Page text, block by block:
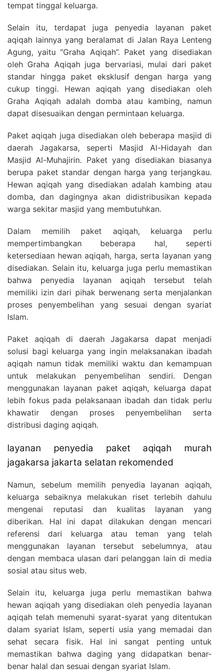
tempat tinggal keluarga.
Selain itu, terdapat juga penyedia layanan paket
aqiqah lainnya yang beralamat di Jalan Raya Lenteng
Agung, yaitu “Graha Aqiqah”. Paket yang disediakan
oleh Graha Aqiqah juga bervariasi, mulai dari paket
standar hingga paket eksklusif dengan harga yang
cukup tinggi. Hewan aqiqah yang disediakan oleh
Graha Aqiqah adalah domba atau kambing, namun
dapat disesuaikan dengan permintaan keluarga.
Paket aqiqah juga disediakan oleh beberapa masjid di
daerah Jagakarsa, seperti Masjid Al-Hidayah dan
Masjid Al-Muhajirin. Paket yang disediakan biasanya
berupa paket standar dengan harga yang terjangkau.
Hewan aqiqah yang disediakan adalah kambing atau
domba, dan dagingnya akan didistribusikan kepada
warga sekitar masjid yang membutuhkan.
Dalam memilih paket aqiqah, keluarga perlu
mempertimbangkan beberapa hal, seperti
ketersediaan hewan aqiqah, harga, serta layanan yang
disediakan. Selain itu, keluarga juga perlu memastikan
bahwa penyedia layanan aqiqah tersebut telah
memiliki izin dari pihak berwenang serta menjalankan
proses penyembelihan yang sesuai dengan syariat
Islam.
Paket aqiqah di daerah Jagakarsa dapat menjadi
solusi bagi keluarga yang ingin melaksanakan ibadah
aqiqah namun tidak memiliki waktu dan kemampuan
untuk melakukan penyembelihan sendiri. Dengan
menggunakan layanan paket aqiqah, keluarga dapat
lebih fokus pada pelaksanaan ibadah dan tidak perlu
khawatir dengan proses penyembelihan serta
distribusi daging aqiqah.
layanan penyedia paket aqiqah murah
jagakarsa jakarta selatan rekomended
Namun, sebelum memilih penyedia layanan aqiqah,
keluarga sebaiknya melakukan riset terlebih dahulu
mengenai reputasi dan kualitas layanan yang
diberikan. Hal ini dapat dilakukan dengan mencari
referensi dari keluarga atau teman yang telah
menggunakan layanan tersebut sebelumnya, atau
dengan membaca ulasan dari pelanggan lain di media
sosial atau situs web.
Selain itu, keluarga juga perlu memastikan bahwa
hewan aqiqah yang disediakan oleh penyedia layanan
aqiqah telah memenuhi syarat-syarat yang ditentukan
dalam syariat Islam, seperti usia yang memadai dan
sehat secara fisik. Hal ini sangat penting untuk
memastikan bahwa daging yang didapatkan benar-
benar halal dan sesuai dengan syariat Islam.